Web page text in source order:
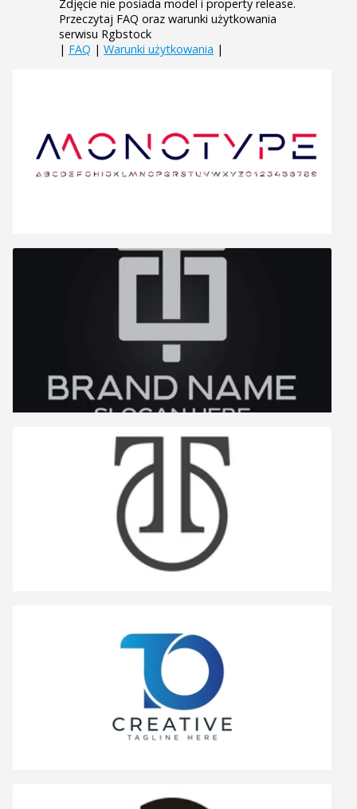
Zdjęcie nie posiada model i property release.
Przeczytaj FAQ oraz warunki użytkowania
serwisu Rgbstock
| FAQ | Warunki użytkowania |